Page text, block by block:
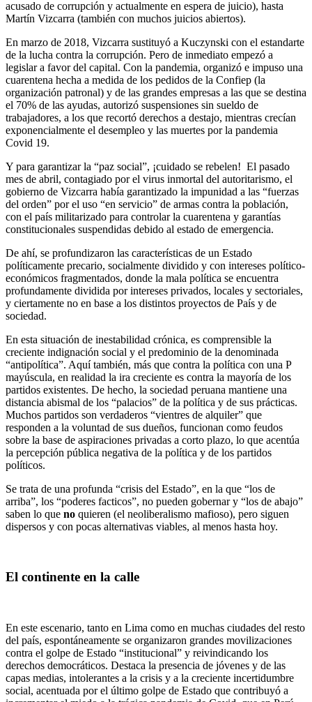
acusado de corrupción y actualmente en espera de juicio), hasta
Martín Vizcarra (también con muchos juicios abiertos).
En marzo de 2018, Vizcarra sustituyó a Kuczynski con el estandarte
de la lucha contra la corrupción. Pero de inmediato empezó a
legislar a favor del capital. Con la pandemia, organizó e impuso una
cuarentena hecha a medida de los pedidos de la Confiep (la
organización patronal) y de las grandes empresas a las que se destina
el 70% de las ayudas, autorizó suspensiones sin sueldo de
trabajadores, a los que recortó derechos a destajo, mientras crecían
exponencialmente el desempleo y las muertes por la pandemia
Covid 19.
Y para garantizar la “paz social”, ¡cuidado se rebelen! El pasado
mes de abril, contagiado por el virus inmortal del autoritarismo, el
gobierno de Vizcarra había garantizado la impunidad a las “fuerzas
del orden” por el uso “en servicio” de armas contra la población,
con el país militarizado para controlar la cuarentena y garantías
constitucionales suspendidas debido al estado de emergencia.
De ahí, se profundizaron las características de un Estado
políticamente precario, socialmente dividido y con intereses político-
económicos fragmentados, donde la mala política se encuentra
profundamente dividida por intereses privados, locales y sectoriales,
y ciertamente no en base a los distintos proyectos de País y de
sociedad.
En esta situación de inestabilidad crónica, es comprensible la
creciente indignación social y el predominio de la denominada
“antipolítica”. Aquí también, más que contra la política con una P
mayúscula, en realidad la ira creciente es contra la mayoría de los
partidos existentes. De hecho, la sociedad peruana mantiene una
distancia abismal de los “palacios” de la política y de sus prácticas.
Muchos partidos son verdaderos “vientres de alquiler” que
responden a la voluntad de sus dueños, funcionan como feudos
sobre la base de aspiraciones privadas a corto plazo, lo que acentúa
la percepción pública negativa de la política y de los partidos
políticos.
Se trata de una profunda “crisis del Estado”, en la que “los de
arriba”, los “poderes facticos”, no pueden gobernar y “los de abajo”
saben lo que no quieren (el neoliberalismo mafioso), pero siguen
dispersos y con pocas alternativas viables, al menos hasta hoy.
El continente en la calle
En este escenario, tanto en Lima como en muchas ciudades del resto
del país, espontáneamente se organizaron grandes movilizaciones
contra el golpe de Estado “institucional” y reivindicando los
derechos democráticos. Destaca la presencia de jóvenes y de las
capas medias, intolerantes a la crisis y a la creciente incertidumbre
social, acentuada por el último golpe de Estado que contribuyó a